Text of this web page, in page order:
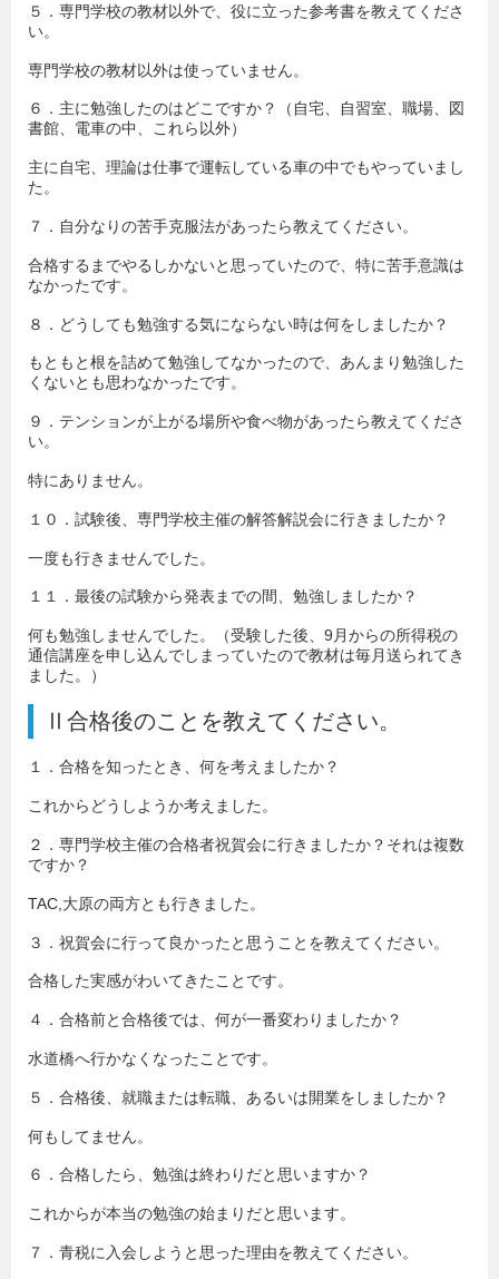
５．専門学校の教材以外で、役に立った参考書を教えてくださ
い。
専門学校の教材以外は使っていません。
６．主に勉強したのはどこですか？（自宅、自習室、職場、図
書館、電車の中、これら以外）
主に自宅、理論は仕事で運転している車の中でもやっていまし
た。
７．自分なりの苦手克服法があったら教えてください。
合格するまでやるしかないと思っていたので、特に苦手意識は
なかったです。
８．どうしても勉強する気にならない時は何をしましたか？
もともと根を詰めて勉強してなかったので、あんまり勉強した
くないとも思わなかったです。
９．テンションが上がる場所や食べ物があったら教えてくださ
い。
特にありません。
１０．試験後、専門学校主催の解答解説会に行きましたか？
一度も行きませんでした。
１１．最後の試験から発表までの間、勉強しましたか？
何も勉強しませんでした。（受験した後、9月からの所得税の
通信講座を申し込んでしまっていたので教材は毎月送られてき
ました。）
Ⅱ合格後のことを教えてください。
１．合格を知ったとき、何を考えましたか？
これからどうしようか考えました。
２．専門学校主催の合格者祝賀会に行きましたか？それは複数
ですか？
TAC,大原の両方とも行きました。
３．祝賀会に行って良かったと思うことを教えてください。
合格した実感がわいてきたことです。
４．合格前と合格後では、何が一番変わりましたか？
水道橋へ行かなくなったことです。
５．合格後、就職または転職、あるいは開業をしましたか？
何もしてません。
６．合格したら、勉強は終わりだと思いますか？
これからが本当の勉強の始まりだと思います。
７．青税に入会しようと思った理由を教えてください。